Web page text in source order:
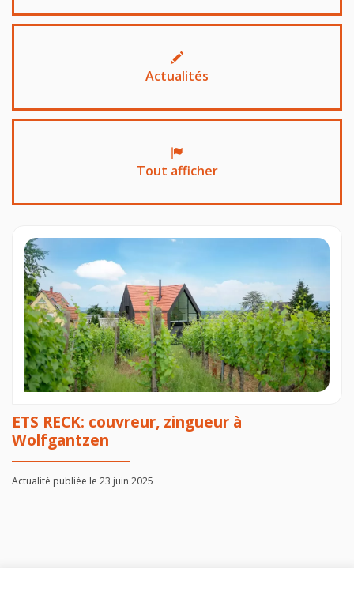
Actualités
Tout afficher
ETS RECK: couvreur, zingueur à
Wolfgantzen
Actualité publiée le 23 juin 2025